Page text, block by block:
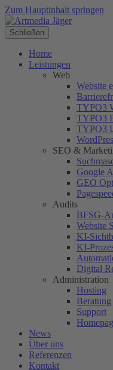
Zum Hauptinhalt springen
Schließen
Home
Leistungen
Web
Website
TYPO3
TYPO3
TYPO3
SEO &
Google
GEO
Audits
BFSG-
Website
KI-
KI-
Digital
Administration
Hosting
Beratung
Support
News
Über uns
Referenzen
Kontakt